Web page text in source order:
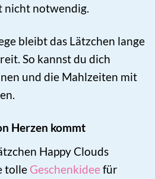
nicht notwendig.
bleibt das Lätzchen lange
So kannst du dich
und die Mahlzeiten mit
Herzen kommt
Happy Clouds
tolle Geschenkidee für